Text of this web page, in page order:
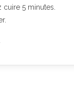
5 minutes.